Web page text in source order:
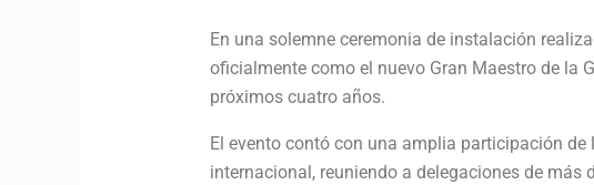
En una solemne ceremonia de instalación
oficialmente como el nuevo Gran Maestro de la
próximos cuatro años.
El evento contó con una amplia participación
internacional, reuniendo a delegaciones de más